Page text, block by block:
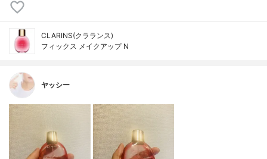
CLARINS(クラランス)
フィックス メイクアップ N
ヤッシー